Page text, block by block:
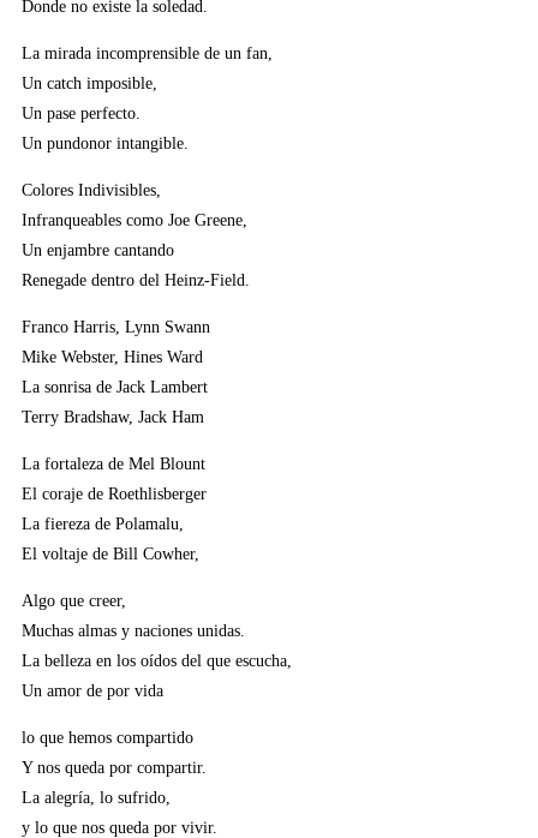
Donde no existe la soledad.
La mirada incomprensible de un fan,
Un catch imposible,
Un pase perfecto.
Un pundonor intangible.
Colores Indivisibles,
Infranqueables como Joe Greene,
Un enjambre cantando
Renegade dentro del Heinz-Field.
Franco Harris, Lynn Swann
Mike Webster, Hines Ward
La sonrisa de Jack Lambert
Terry Bradshaw, Jack Ham
La fortaleza de Mel Blount
El coraje de Roethlisberger
La fiereza de Polamalu,
El voltaje de Bill Cowher,
Algo que creer,
Muchas almas y naciones unidas.
La belleza en los oídos del que escucha,
Un amor de por vida
lo que hemos compartido
Y nos queda por compartir.
La alegría, lo sufrido,
y lo que nos queda por vivir.